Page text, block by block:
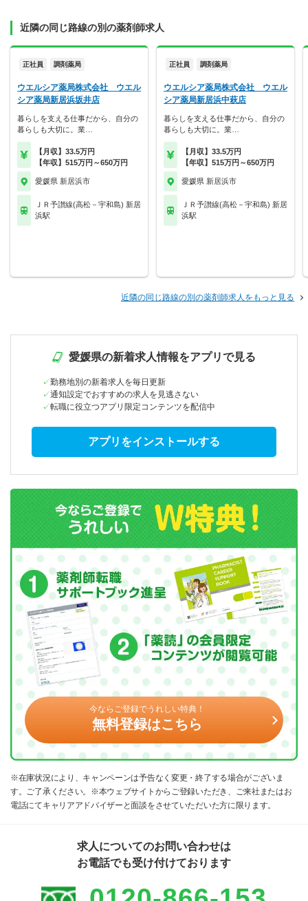
近隣の同じ路線の別の薬剤師求人
正社員 調剤薬局
ウエルシア薬局株式会社 ウエル
シア薬局新居浜坂井店
暮らしを支える仕事だから、自分の
暮らしも大切に。業…
【月収】33.5万円
【年収】515万円～650万円
愛媛県 新居浜市
ＪＲ予讃線(高松－宇和島) 新居
浜駅
正社員 調剤薬局
ウエルシア薬局株式会社 ウエル
シア薬局新居浜中萩店
暮らしを支える仕事だから、自分の
暮らしも大切に。業…
【月収】33.5万円
【年収】515万円～650万円
愛媛県 新居浜市
ＪＲ予讃線(高松－宇和島) 新居
浜駅
近隣の同じ路線の別の薬剤師求人をもっと見る
愛媛県の新着求人情報をアプリで見る
勤務地別の新着求人を毎日更新
通知設定でおすすめの求人を見逃さない
転職に役立つアプリ限定コンテンツを配信中
アプリをインストールする
今ならご登録でうれしい特典！
無料登録はこちら
※在庫状況により、キャンペーンは予告なく変更・終了する場合がございま
す。ご了承ください。※本ウェブサイトからご登録いただき、ご来社またはお
電話にてキャリアアドバイザーと面談をさせていただいた方に限ります。
求人についてのお問い合わせは
お電話でも受け付けております